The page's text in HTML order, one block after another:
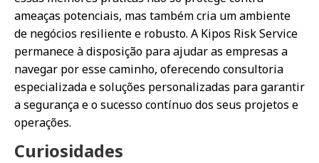
ameaças potenciais, mas também cria um ambiente
de negócios resiliente e robusto. A Kipos Risk Service
permanece à disposição para ajudar as empresas a
navegar por esse caminho, oferecendo consultoria
especializada e soluções personalizadas para garantir
a segurança e o sucesso contínuo dos seus projetos e
operações.
Curiosidades